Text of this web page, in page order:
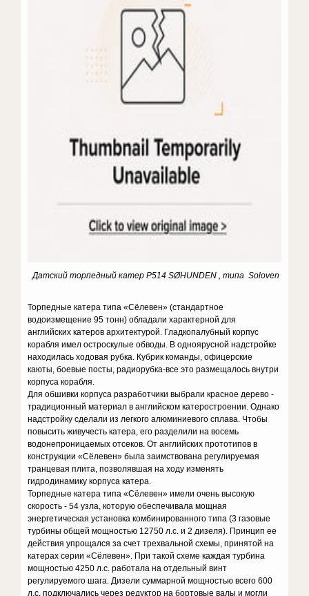
Датский торпедный катер P514 SØHUNDEN, типа Soloven
Торпедные катера типа «Сёлевен» (стандартное
водоизмещение 95 тонн) обладали характерной для
английских катеров архитектурой. Гладкопалубный корпус
корабля имел остроскулые обводы. В одноярусной надстройке
находилась ходовая рубка. Кубрик команды, офицерские
каюты, боевые посты, радиорубка-все это размещалось внутри
корпуса корабля.
Для обшивки корпуса разработчики выбрали красное дерево -
традиционный материал в английском катеростроении. Однако
надстройку сделали из легкого алюминиевого сплава. Чтобы
повысить живучесть катера, его разделили на восемь
водонепроницаемых отсеков. От английских прототипов в
конструкции «Сёлевен» была заимствована регулируемая
транцевая плита, позволявшая на ходу изменять
гидродинамику корпуса катера.
Торпедные катера типа «Сёлевен» имели очень высокую
скорость - 54 узла, которую обеспечивала мощная
энергетическая установка комбинированного типа (3 газовые
турбины общей мощностью 12750 л.с. и 2 дизеля). Принцип ее
действия упрощался за счет трехвальной схемы, принятой на
катерах серии «Сёлевен». При такой схеме каждая турбина
мощностью 4250 л.с. работала на отдельный винт
регулируемого шага. Дизели суммарной мощностью всего 600
л.с. подключались через редуктор на бортовые валы и могли